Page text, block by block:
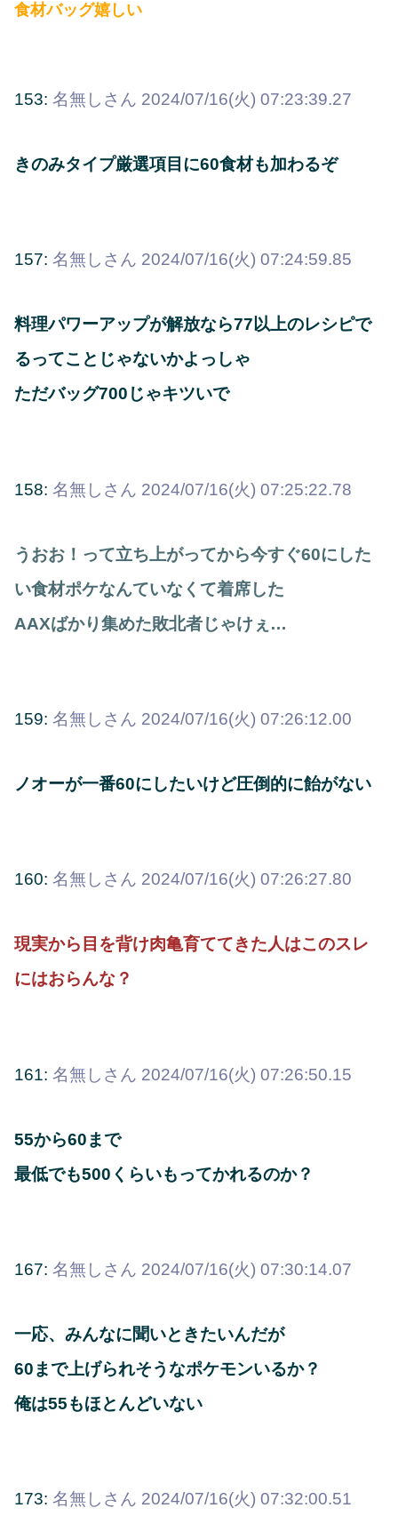
食材バッグ嬉しい
153: 名無しさん 2024/07/16(火) 07:23:39.27
きのみタイプ厳選項目に60食材も加わるぞ
157: 名無しさん 2024/07/16(火) 07:24:59.85
料理パワーアップが解放なら77以上のレシピで
るってことじゃないかよっしゃ
ただバッグ700じゃキツいで
158: 名無しさん 2024/07/16(火) 07:25:22.78
うおお！って立ち上がってから今すぐ60にした
い食材ポケなんていなくて着席した
AAXばかり集めた敗北者じゃけぇ…
159: 名無しさん 2024/07/16(火) 07:26:12.00
ノオーが一番60にしたいけど圧倒的に飴がない
160: 名無しさん 2024/07/16(火) 07:26:27.80
現実から目を背け肉亀育ててきた人はこのスレ
にはおらんな？
161: 名無しさん 2024/07/16(火) 07:26:50.15
55から60まで
最低でも500くらいもってかれるのか？
167: 名無しさん 2024/07/16(火) 07:30:14.07
一応、みんなに聞いときたいんだが
60まで上げられそうなポケモンいるか？
俺は55もほとんどいない
173: 名無しさん 2024/07/16(火) 07:32:00.51